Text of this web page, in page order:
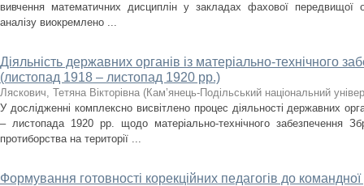
вивчення математичних дисциплін у закладах фахової передвищої
аналізу виокремлено ...
Діяльність державних органів із матеріально-технічного
(листопад 1918 – листопад 1920 рр.)
Ляскович, Тетяна Вікторівна (Кам’янець-Подільський національний
У дослідженні комплексно висвітлено процес діяльності державних
– листопада 1920 рр. щодо матеріально-технічного забезпечення
протиборства на території ...
Формування готовності корекційних педагогів до